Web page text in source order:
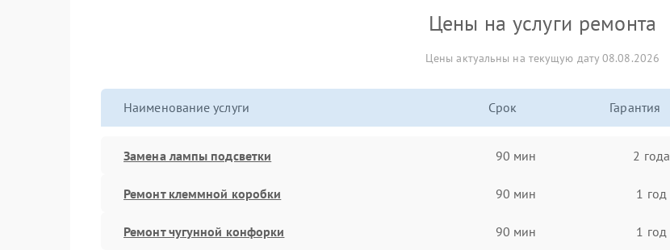
Цены на услуги ремонта
Цены актуальны на текущую дату 08.08.2026
Наименование услуги Срок Гарантия
Замена лампы подсветки 90 мин 2 года
Ремонт клеммной коробки 90 мин 1 год
Ремонт чугунной конфорки 90 мин 1 год